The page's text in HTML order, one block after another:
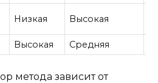
Низкая Высокая
Высокая Средняя
метода зависит от